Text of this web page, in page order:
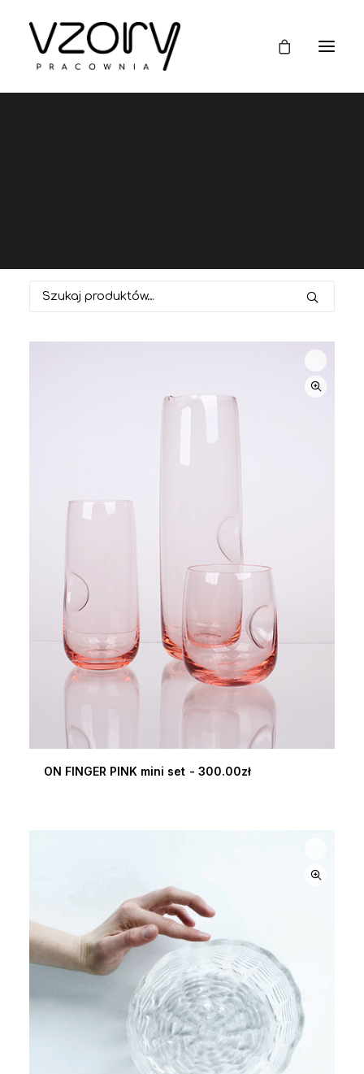
Szukaj:
ON FINGER PINK mini set 300.00zł